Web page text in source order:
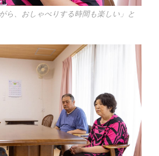
ら、おしゃべりする時間も楽しい」と